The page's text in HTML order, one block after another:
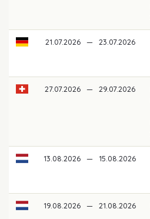
21.07.2026 — 23.07.2026
27.07.2026 — 29.07.2026
13.08.2026 — 15.08.2026
19.08.2026 — 21.08.2026